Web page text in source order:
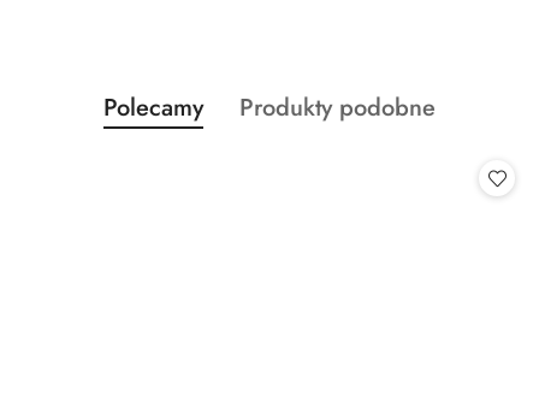
Pomiń karuzelę produktów
Produkty
o
Polecamy
Produkty
Produkty podobne